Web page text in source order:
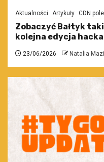
Aktualności Artykuły CDN
Zobaczyć Bałtyk
kolejna edycja
23/06/2026 Natalia